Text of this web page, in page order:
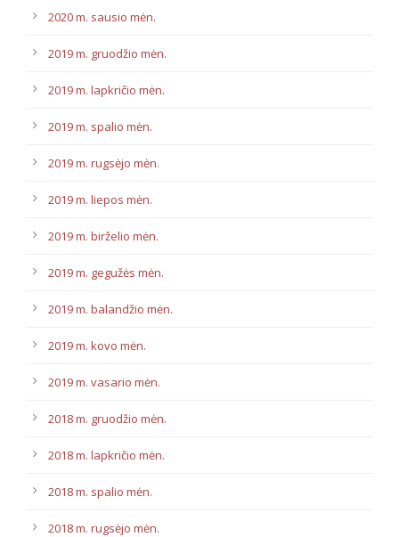
2020 m. sausio mėn.
2019 m. gruodžio mėn.
2019 m. lapkričio mėn.
2019 m. spalio mėn.
2019 m. rugsėjo mėn.
2019 m. liepos mėn.
2019 m. birželio mėn.
2019 m. gegužės mėn.
2019 m. balandžio mėn.
2019 m. kovo mėn.
2019 m. vasario mėn.
2018 m. gruodžio mėn.
2018 m. lapkričio mėn.
2018 m. spalio mėn.
2018 m. rugsėjo mėn.